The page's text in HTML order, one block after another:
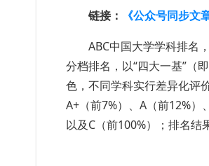
链接：
《公众号同步文
ABC中国大学学科排名
分档排名，以“四大一基”（
色，不同学科实行差异化评
A+（前7%）、A（前12%）
以及C（前100%）；排名结